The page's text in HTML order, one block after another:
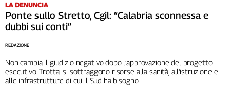
Veneto
Archivio
1955-
LA DENUNCIA
Ponte sullo Stretto, Cgil: “Calabria sconnessa e
dubbi sui conti”
Non cambia il giudizio negativo dopo l’approvazione del progetto
esecutivo. Trotta: si sottraggono risorse alla sanità, all'istruzione e
alle infrastrutture di cui il Sud ha bisogno
REDAZIONE